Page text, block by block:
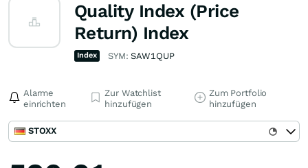
Quality Index (Price
Return) Index
Index SYM:SAW1QUP
Alarme
einrichten
Zur Watchlist
hinzufügen
Zum Portfolio
hinzufügen
STOXX